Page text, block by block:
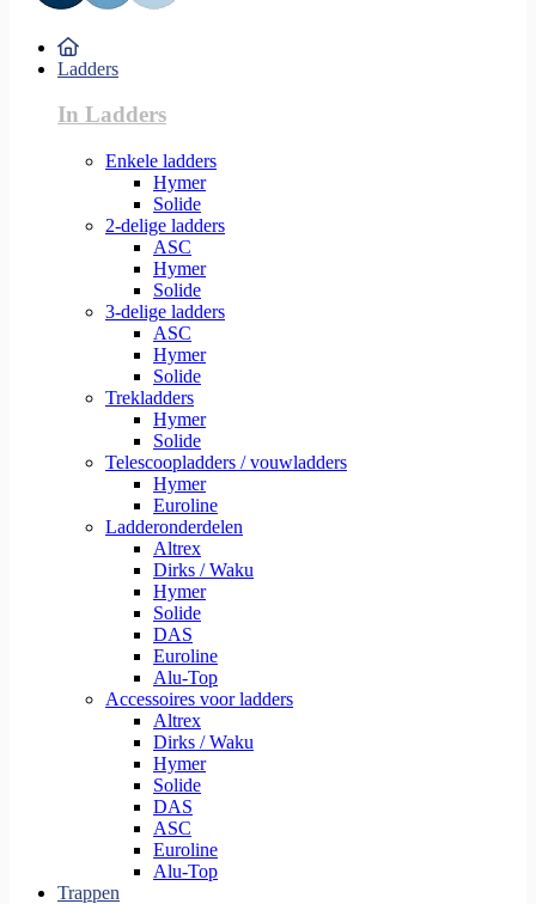
Ladders
In Ladders
Enkele ladders
Hymer
Solide
2-delige ladders
ASC
Hymer
Solide
3-delige ladders
ASC
Hymer
Solide
Trekladders
Hymer
Solide
Telescoopladders / vouwladders
Hymer
Euroline
Ladderonderdelen
Altrex
Dirks / Waku
Hymer
Solide
DAS
Euroline
Alu-Top
Accessoires voor ladders
Altrex
Dirks / Waku
Hymer
Solide
DAS
ASC
Euroline
Alu-Top
Trappen